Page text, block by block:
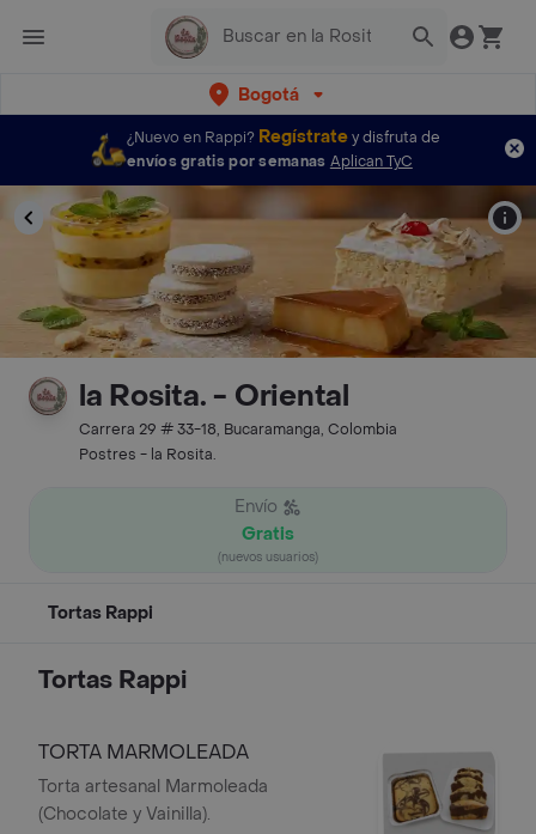
Bogotá
¿Nuevo en Rappi? Regístratey disfruta de
envíos gratis por semanas Aplican TyC
la Rosita. - Oriental
Carrera 29 # 33-18, Bucaramanga, Colombia
Postres - la Rosita.
Envío
Gratis
(nuevos usuarios)
Tortas Rappi
Tortas Rappi
TORTA MARMOLEADA
Torta artesanal Marmoleada
(Chocolate y Vainilla).